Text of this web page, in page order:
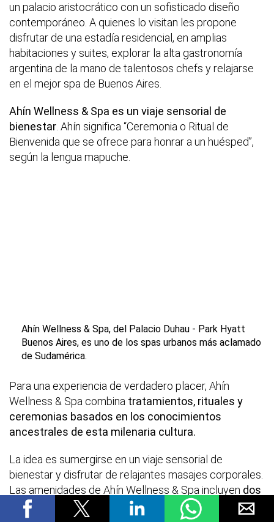
un palacio aristocrático con un sofisticado diseño
contemporáneo. A quienes lo visitan les propone
disfrutar de una estadía residencial, en amplias
habitaciones y suites, explorar la alta gastronomía
argentina de la mano de talentosos chefs y relajarse
en el mejor spa de Buenos Aires.
Ahín Wellness & Spa es un viaje sensorial de
bienestar. Ahín significa “Ceremonia o Ritual de
Bienvenida que se ofrece para honrar a un huésped”,
según la lengua mapuche.
Ahín Wellness & Spa, del Palacio Duhau - Park Hyatt
Buenos Aires, es uno de los spas urbanos más aclamado
de Sudamérica.
Para una experiencia de verdadero placer, Ahín
Wellness & Spa combina tratamientos, rituales y
ceremonias basados en los conocimientos
ancestrales de esta milenaria cultura.
La idea es sumergirse en un viaje sensorial de
bienestar y disfrutar de relajantes masajes corporales.
Las amenidades de Ahín Wellness & Spa incluyen dos
spas con jacuzzi, dos salas de tratamientos